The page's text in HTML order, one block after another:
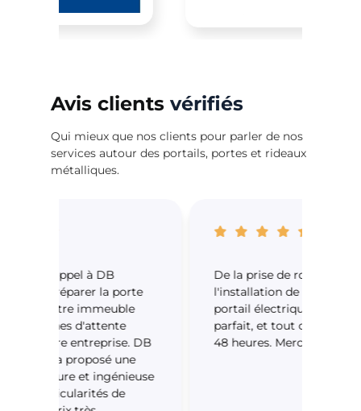
Avis clients vérifiés
Qui mieux que nos clients pour parler de nos
services autour des portails, portes et rideaux
métalliques.
De la prise de rdv jusqu'à
l'installation de mon nouveau
portail électrique, tout était
parfait, et tout cela en moins de
48 heures. Merci à vous.